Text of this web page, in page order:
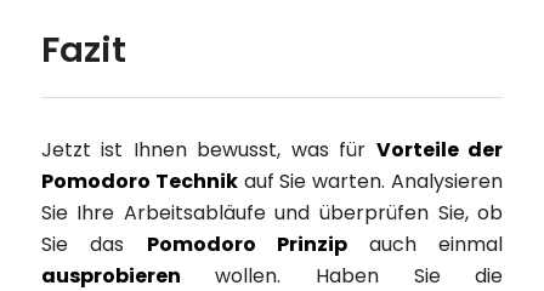
Fazit
Jetzt ist Ihnen bewusst, was für Vorteile der
Pomodoro Technikauf Sie warten. Analysieren
Sie Ihre Arbeitsabläufe und überprüfen Sie, ob
Sie das Pomodoro Prinzip auch einmal
ausprobieren wollen. Haben Sie die